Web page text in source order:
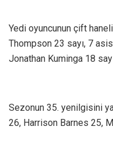
Yedi oyuncunun çift
Thompson 23 sayı, 7
Jonathan Kuminga 18
Sezonun 35. yenilgisini
26, Harrison Barnes 25,